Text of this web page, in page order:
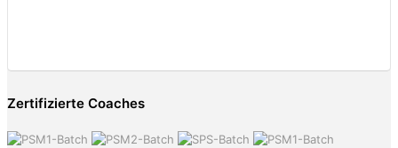
Zertifizierte Coaches